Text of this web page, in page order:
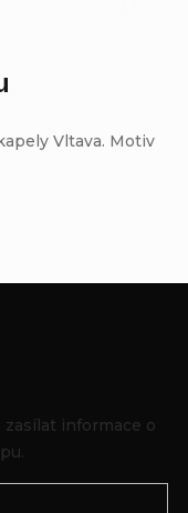
Vltava. Motiv
zasílat informace o